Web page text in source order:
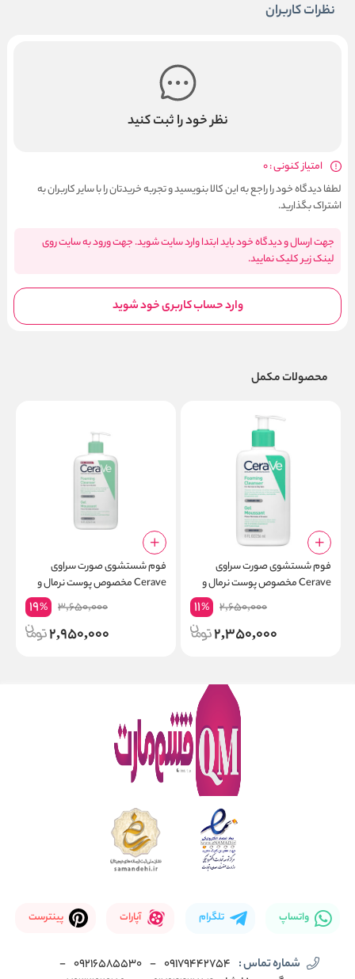
نظرات کاربران
نظر خود را ثبت کنید
امتیاز کنونی : 0
لطفا دیدگاه خود را راجع به این کالا بنویسید و تجربه خریدتان را با سایر کاربران به
اشتراک بگذارید.
جهت ارسال و دیدگاه خود باید ابتدا وارد سایت شوید. جهت ورود به سایت روی
لینک زیر کلیک نمایید.
وارد حساب کاربری خود شوید
محصولات مکمل
فوم شستشوی صورت سراوی
Cerave مخصوص پوست نرمال و
2,650,000
11%
2,350,000
فوم شستشوی صورت سراوی
Cerave مخصوص پوست نرمال و
3,650,000
19%
2,950,000
واتساپ تلگرام آپارات پینترست
شماره تماس : 09179442754
-
09216585530
-